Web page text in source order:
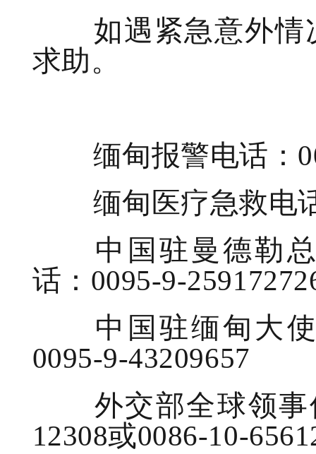
如遇紧急意外情
求助。
缅甸报警电话：
缅甸医疗急救电话
中国驻曼德勒总
话：0095-9-
中国驻缅甸大使
0095-9-43209657
外交部全球领事
12308或0086-10-